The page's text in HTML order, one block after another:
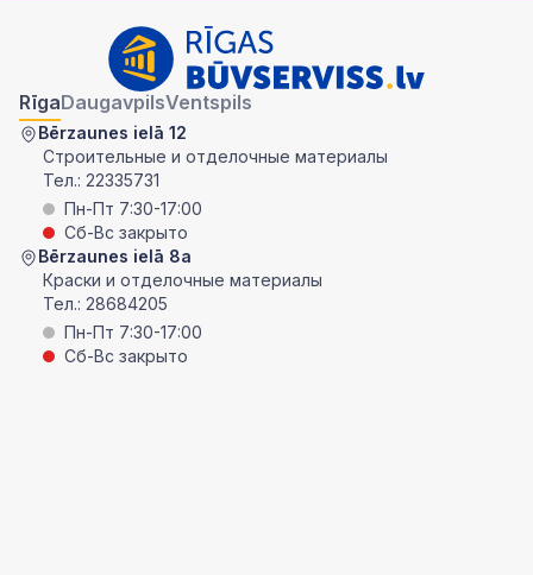
RīgaDaugavpilsVentspils
Bērzaunes ielā 12
Строительные и отделочные материалы
Тел.: 22335731
Пн-Пт 7:30-17:00
Сб-Вс закрыто
Bērzaunes ielā 8a
Краски и отделочные материалы
Тел.: 28684205
Пн-Пт 7:30-17:00
Сб-Вс закрыто